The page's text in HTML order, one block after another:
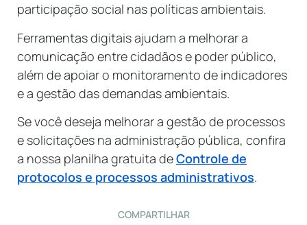
participação social nas políticas ambientais.
Ferramentas digitais ajudam a melhorar a
comunicação entre cidadãos e poder público,
além de apoiar o monitoramento de indicadores
e a gestão das demandas ambientais.
Se você deseja melhorar a gestão de processos
e solicitações na administração pública, confira
a nossa planilha gratuita deControle de
protocolos e processos administrativos.
COMPARTILHAR